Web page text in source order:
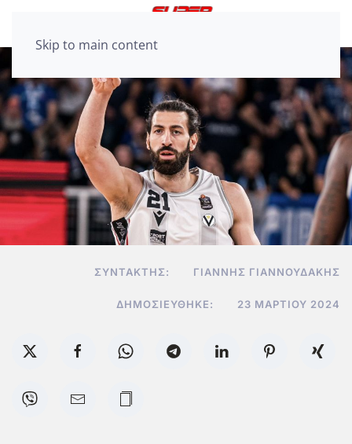
Skip to main content
ΣΥΝΤΆΚΤΗΣ: ΓΙΆΝΝΗΣ ΓΙΑΝΝΟΥΔΆΚΗΣ
ΔΗΜΟΣΙΕΎΘΗΚΕ: 23 ΜΑΡΤΊΟΥ 2024